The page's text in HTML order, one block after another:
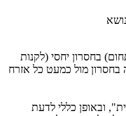
בחסרון יחסי (לקנות
מול כמעט כל אזרח
ובאופן כללי לדעת